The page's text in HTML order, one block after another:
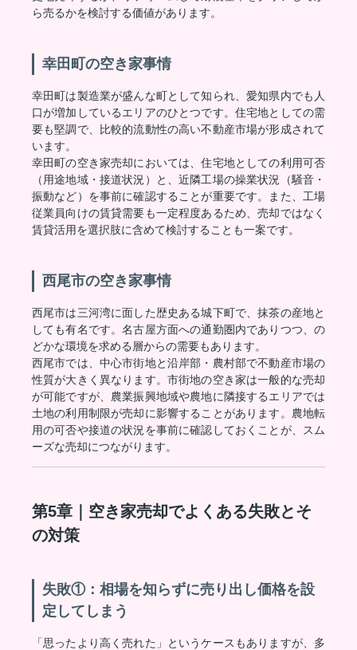
ら売るかを検討する価値があります。
幸田町の空き家事情
幸田町は製造業が盛んな町として知られ、愛知県内でも人
口が増加しているエリアのひとつです。住宅地としての需
要も堅調で、比較的流動性の高い不動産市場が形成されて
います。
幸田町の空き家売却においては、住宅地としての利用可否
（用途地域・接道状況）と、近隣工場の操業状況（騒音・
振動など）を事前に確認することが重要です。また、工場
従業員向けの賃貸需要も一定程度あるため、売却ではなく
賃貸活用を選択肢に含めて検討することも一案です。
西尾市の空き家事情
西尾市は三河湾に面した歴史ある城下町で、抹茶の産地と
しても有名です。名古屋方面への通勤圏内でありつつ、の
どかな環境を求める層からの需要もあります。
西尾市では、中心市街地と沿岸部・農村部で不動産市場の
性質が大きく異なります。市街地の空き家は一般的な売却
が可能ですが、農業振興地域や農地に隣接するエリアでは
土地の利用制限が売却に影響することがあります。農地転
用の可否や接道の状況を事前に確認しておくことが、スム
ーズな売却につながります。
第5章｜空き家売却でよくある失敗とそ
の対策
失敗①：相場を知らずに売り出し価格を設
定してしまう
「思ったより高く売れた」というケースもありますが、多